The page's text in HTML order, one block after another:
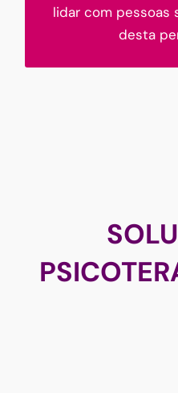
lidar com pessoas
desta